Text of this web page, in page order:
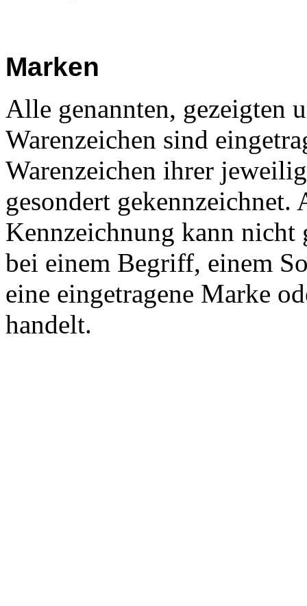
Marken
Alle genannten, gezeigten
Warenzeichen sind
Warenzeichen ihrer
gesondert gekennzeichnet.
Kennzeichnung kann nicht
bei einem Begriff, einem
eine eingetragene Marke
handelt.